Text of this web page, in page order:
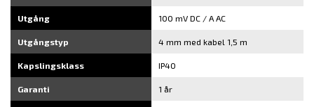
Utgång 100 mV DC / A AC
Utgångstyp 4 mm med kabel 1,5 m
Kapslingsklass IP40
Garanti 1 år